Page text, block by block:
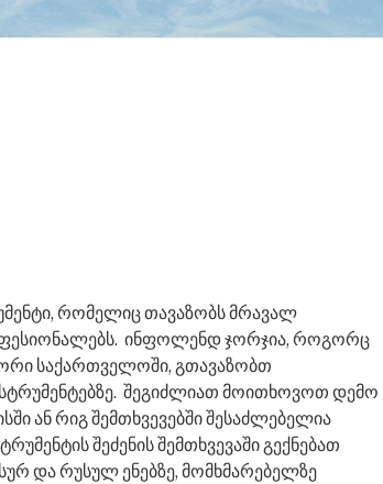
რომელიც თავაზობს მრავალ
ინფოლენდ ჯორჯია, როგორც
საქართველოში, გთავაზობთ
შეგიძლიათ მოითხოვოთ დემო
ან რიგ შემთხვევებში შესაძლებელია
შეძენის შემთხვევაში გექნებათ
და რუსულ ენებზე, მომხმარებელზე